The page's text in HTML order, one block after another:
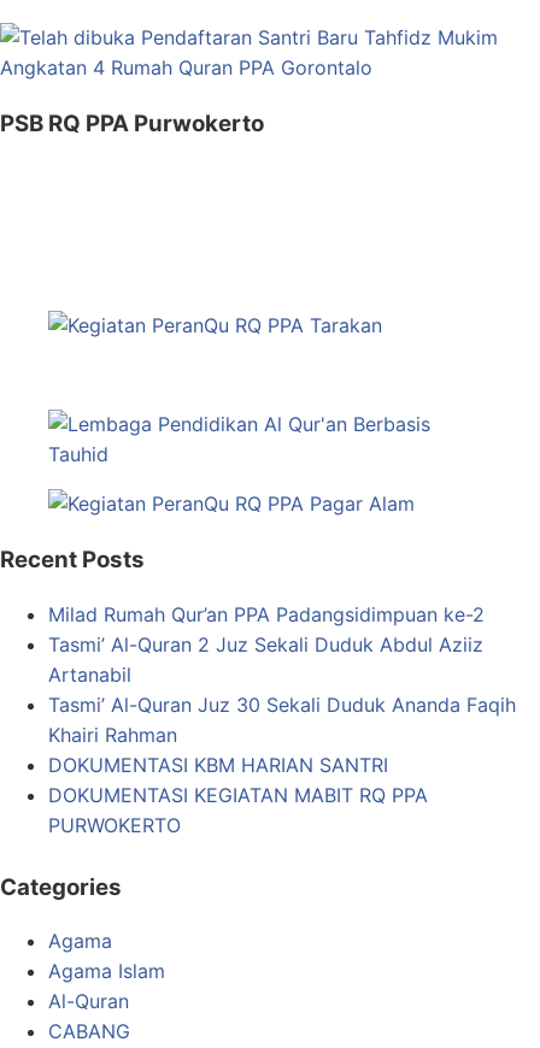
PSB RQ PPA Purwokerto
Recent Posts
Milad Rumah Qur’an PPA Padangsidimpuan ke-2
Tasmi’ Al-Quran 2 Juz Sekali Duduk Abdul Aziiz
Artanabil
Tasmi’ Al-Quran Juz 30 Sekali Duduk Ananda Faqih
Khairi Rahman
DOKUMENTASI KBM HARIAN SANTRI
DOKUMENTASI KEGIATAN MABIT RQ PPA
PURWOKERTO
Categories
Agama
Agama Islam
Al-Quran
CABANG